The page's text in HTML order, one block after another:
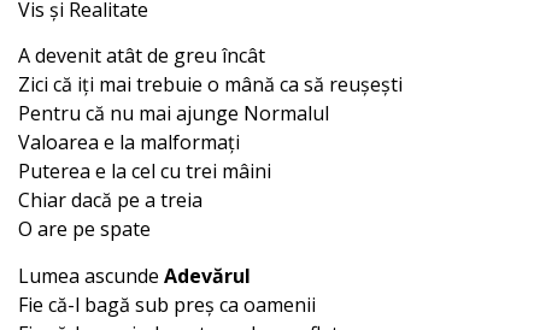
Vis și Realitate
A devenit atât de greu încât
Zici că iți mai trebuie o mână ca să reușești
Pentru că nu mai ajunge Normalul
Valoarea e la malformați
Puterea e la cel cu trei mâini
Chiar dacă pe a treia
O are pe spate
Lumea ascunde Adevărul
Fie că-l bagă sub preș ca oamenii